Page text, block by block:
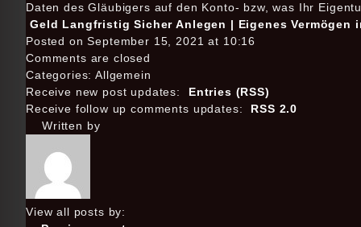
Daten des Gläubigers auf den Konto- bzw, was Ihr
Geld Langfristig Sicher Anlegen | Eigenes Vermögen
Posted on September 15, 2021 at 10:16
Comments are closed
Categories: Allgemein
Receive new post updates:
Entries (RSS)
Receive follow up comments updates:
RSS 2.0
Written by
View all posts by: